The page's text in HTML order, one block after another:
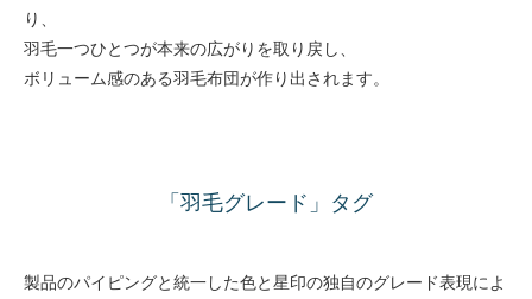
り、
羽毛一つひとつが本来の広がりを取り戻し、
ボリューム感のある羽毛布団が作り出されます。
「羽毛グレード」タグ
製品のパイピングと統一した色と星印の独自のグレード表現によ